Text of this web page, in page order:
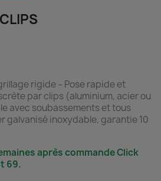
rigide – Pose rapide et
par clips (aluminium, acier ou
avec soubassements et tous
galvanisé inoxydable, garantie 10
après commande Click
69.